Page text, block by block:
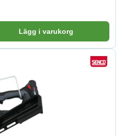
Lägg i varukorg